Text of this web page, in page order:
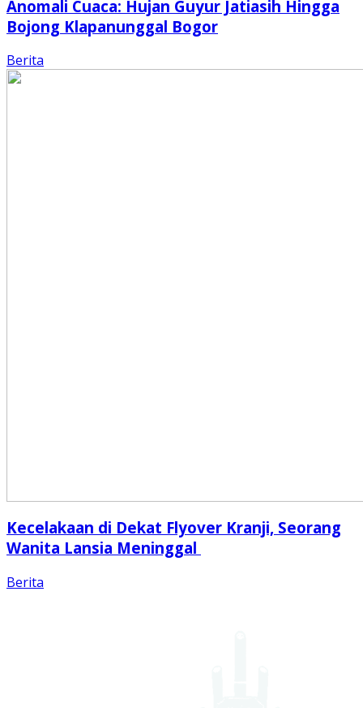
Anomali Cuaca: Hujan Guyur Jatiasih Hingga
Bojong Klapanunggal Bogor
Berita
Kecelakaan di Dekat Flyover Kranji, Seorang
Wanita Lansia Meninggal
Berita